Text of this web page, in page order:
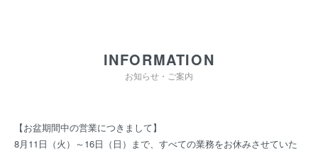
INFORMATION
お知らせ・ご案内
【お盆期間中の営業につきまして】
8月11日（火）～16日（日）まで、すべての業務をお休みさせていた